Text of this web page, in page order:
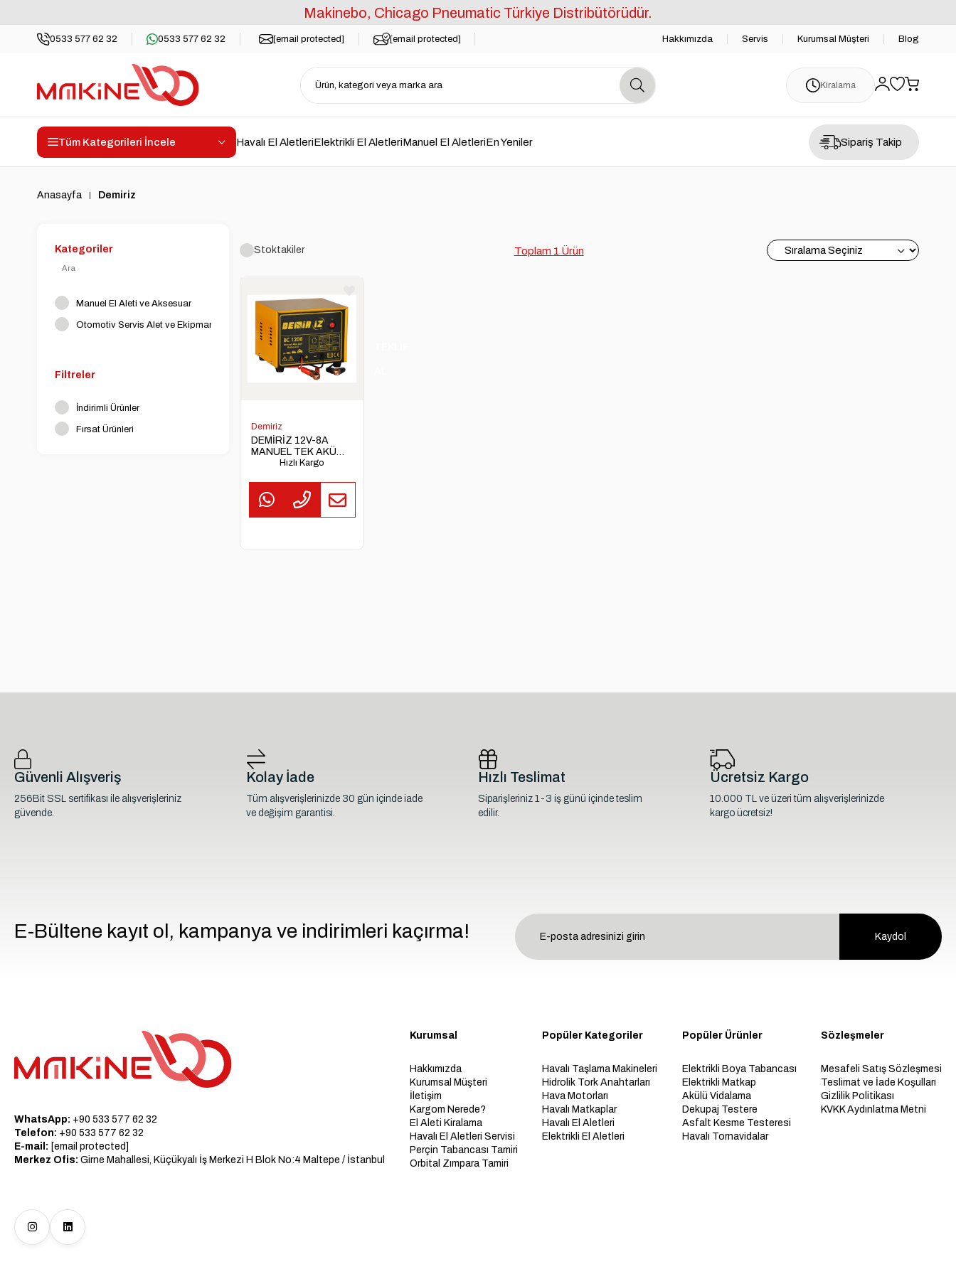
Makinebo, Chicago Pneumatic Türkiye Distribütörüdür.
0533 577 62 32 0533 577 62 32 [email protected] [email protected] Hakkımızda Servis Kurumsal Müşteri Blog
Kiralama
Tüm Kategorileri İncele Havalı El AletleriElektrikli El AletleriManuel El AletleriEn Yeniler Sipariş Takip
Anasayfa Demiriz
Kategoriler
Manuel El Aleti ve Aksesuar
Otomotiv Servis Alet ve Ekipmanları
Filtreler
İndirimli Ürünler
Fırsat Ürünleri
Stoktakiler 1 Ürün
Demiriz
DEMİRİZ 12V-8A
MANUEL TEK AKÜ
Hızlı Kargo
Güvenli Alışveriş
256Bit SSL sertifikası ile alışverişleriniz
güvende.
Kolay İade
Tüm alışverişlerinizde 30 gün içinde iade
ve değişim garantisi.
Hızlı Teslimat
Siparişleriniz 1-3 iş günü içinde teslim
edilir.
Ücretsiz Kargo
10.000 TL ve üzeri tüm alışverişlerinizde
kargo ücretsiz!
E-Bültene kayıt ol, kampanya ve indirimleri kaçırma! Kaydol
WhatsApp: +90 533 577 62 32
Telefon: +90 533 577 62 32
E-mail: [email protected]
Merkez Ofis: Girne Mahallesi, Küçükyalı İş Merkezi H Blok No:4 Maltepe / İstanbul
Kurumsal
Hakkımızda
Kurumsal Müşteri
İletişim
Kargom Nerede?
El Aleti Kiralama
Havalı El Aletleri Servisi
Perçin Tabancası Tamiri
Orbital Zımpara Tamiri
Popüler Kategoriler
Havalı Taşlama Makineleri
Hidrolik Tork Anahtarları
Hava Motorları
Havalı Matkaplar
Havalı El Aletleri
Elektrikli El Aletleri
Popüler Ürünler
Elektrikli Boya Tabancası
Elektrikli Matkap
Akülü Vidalama
Dekupaj Testere
Asfalt Kesme Testeresi
Havalı Tornavidalar
Sözleşmeler
Mesafeli Satış Sözleşmesi
Teslimat ve İade Koşulları
Gizlilik Politikası
KVKK Aydınlatma Metni